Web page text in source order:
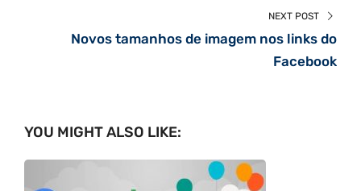
NEXT POST
Novos tamanhos de imagem nos links do
Facebook
YOU MIGHT ALSO LIKE: